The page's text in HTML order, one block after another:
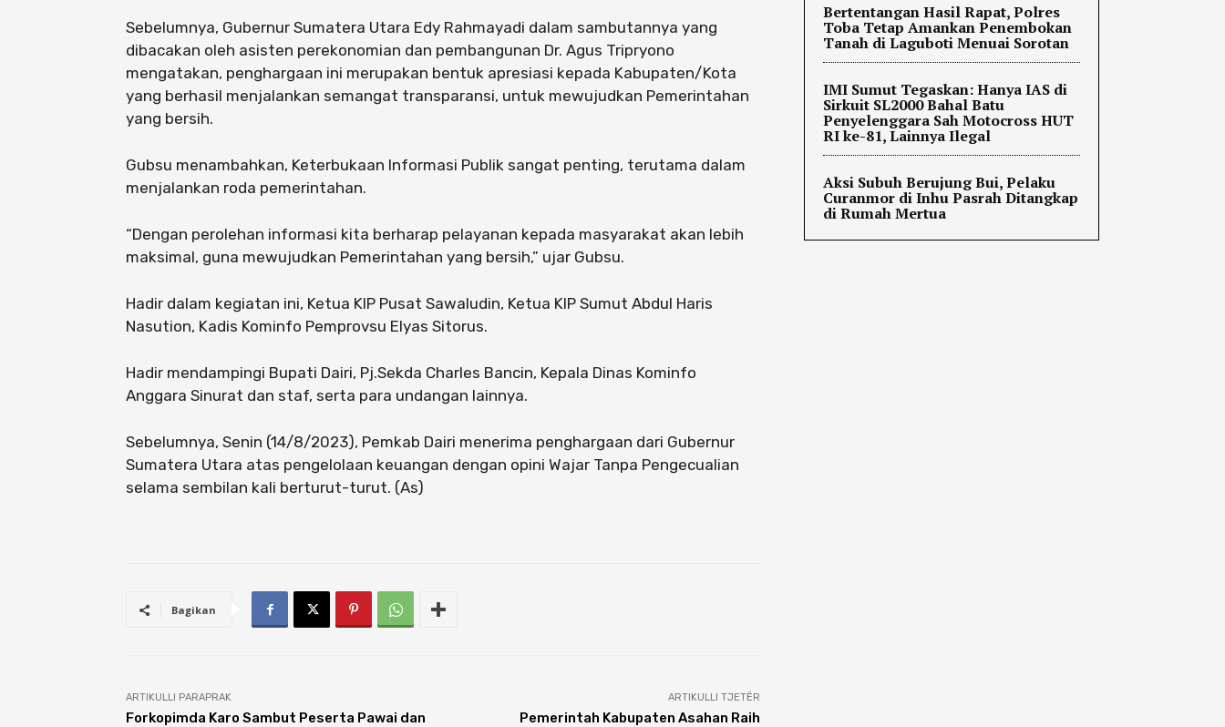
Sebelumnya, Gubernur Sumatera Utara Edy Rahmayadi dalam sambutannya yang
dibacakan oleh asisten perekonomian dan pembangunan Dr. Agus Tripryono
mengatakan, penghargaan ini merupakan bentuk apresiasi kepada Kabupaten/Kota
yang berhasil menjalankan semangat transparansi, untuk mewujudkan Pemerintahan
yang bersih.
Gubsu menambahkan, Keterbukaan Informasi Publik sangat penting, terutama dalam
menjalankan roda pemerintahan.
“Dengan perolehan informasi kita berharap pelayanan kepada masyarakat akan lebih
maksimal, guna mewujudkan Pemerintahan yang bersih,” ujar Gubsu.
Hadir dalam kegiatan ini, Ketua KIP Pusat Sawaludin, Ketua KIP Sumut Abdul Haris
Nasution, Kadis Kominfo Pemprovsu Elyas Sitorus.
Hadir mendampingi Bupati Dairi, Pj.Sekda Charles Bancin, Kepala Dinas Kominfo
Anggara Sinurat dan staf, serta para undangan lainnya.
Sebelumnya, Senin (14/8/2023), Pemkab Dairi menerima penghargaan dari Gubernur
Sumatera Utara atas pengelolaan keuangan dengan opini Wajar Tanpa Pengecualian
selama sembilan kali berturut-turut. (As)
Bagikan
ARTIKULLI PARAPRAK
Forkopimda Karo Sambut Peserta Pawai dan
ARTIKULLI TJETËR
Pemerintah Kabupaten Asahan Raih
Bertentangan Hasil Rapat, Polres
Toba Tetap Amankan Penembokan
Tanah di Laguboti Menuai Sorotan
IMI Sumut Tegaskan: Hanya IAS di
Sirkuit SL2000 Bahal Batu
Penyelenggara Sah Motocross HUT
RI ke-81, Lainnya Ilegal
Aksi Subuh Berujung Bui, Pelaku
Curanmor di Inhu Pasrah Ditangkap
di Rumah Mertua